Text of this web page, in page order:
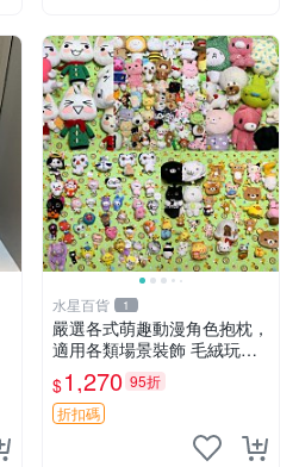
水星百貨 1
嚴選各式萌趣動漫角色抱枕，
適用各類場景裝飾 毛絨玩
具、卡通抱枕、趣味玩偶
$1,270 95折
折扣碼